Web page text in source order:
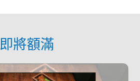
即將額滿
台南市